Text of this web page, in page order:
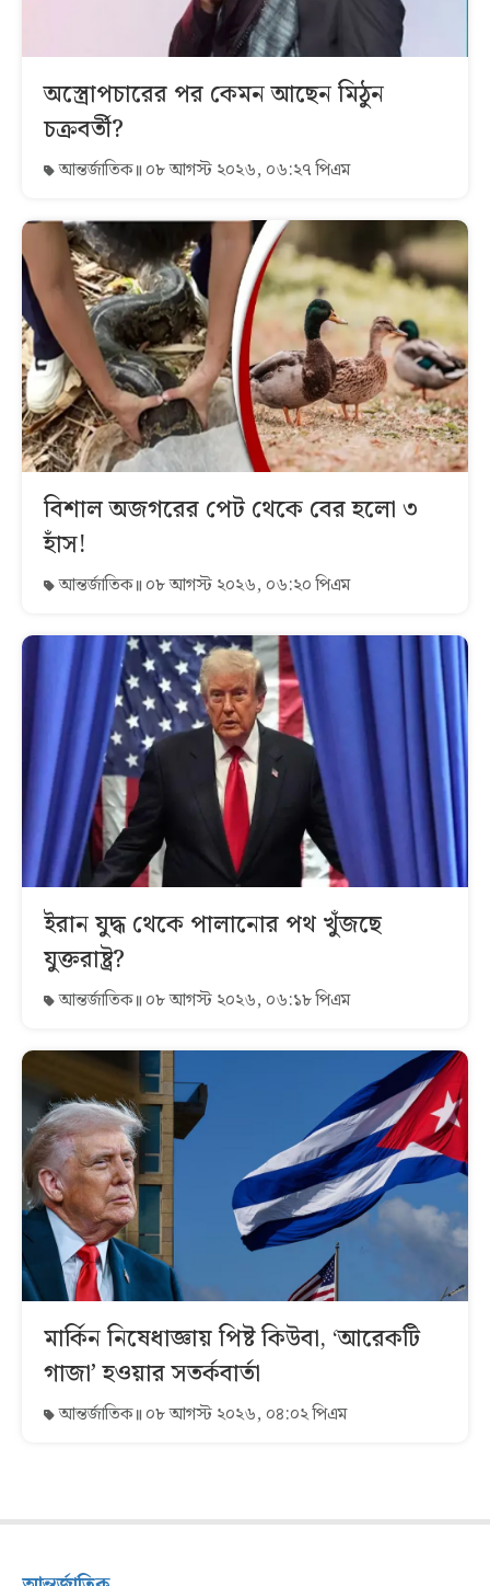
অস্ত্রোপচারের পর কেমন আছেন মিঠুন
চক্রবর্তী?
আন্তর্জাতিক ০৮ আগস্ট ২০২৬, ০৬:২৭ পিএম
বিশাল অজগরের পেট থেকে বের হলো ৩
হাঁস!
আন্তর্জাতিক ০৮ আগস্ট ২০২৬, ০৬:২০ পিএম
ইরান যুদ্ধ থেকে পালানোর পথ খুঁজছে
যুক্তরাষ্ট্র?
আন্তর্জাতিক ০৮ আগস্ট ২০২৬, ০৬:১৮ পিএম
মার্কিন নিষেধাজ্ঞায় পিষ্ট কিউবা, ‘আরেকটি
গাজা’ হওয়ার সতর্কবার্তা
আন্তর্জাতিক ০৮ আগস্ট ২০২৬, ০৪:০২ পিএম